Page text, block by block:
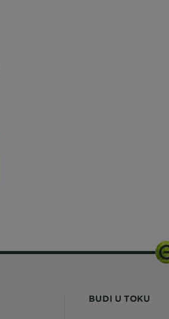
BUDI U TOKU